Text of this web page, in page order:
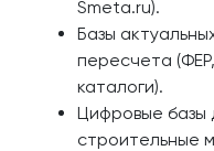
Smeta.ru).
Базы
пересчета
каталоги).
Цифровые базы
строительные